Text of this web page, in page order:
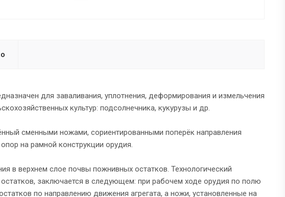
для заваливания, уплотнения, деформирования и измельчения
культур: подсолнечника, кукурузы и др.
сменными ножами, сориентированными поперёк направления
на рамной конструкции орудия.
в верхнем слое почвы пожнивных остатков. Технологический
заключается в следующем: при рабочем ходе орудия по полю
по направлению движения агрегата, а ножи, установленные на